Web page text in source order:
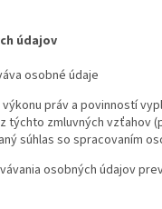
údajov
osobné údaje
práv a povinností
týchto zmluvných vzťahov
súhlas so spracovaním
osobných údajov